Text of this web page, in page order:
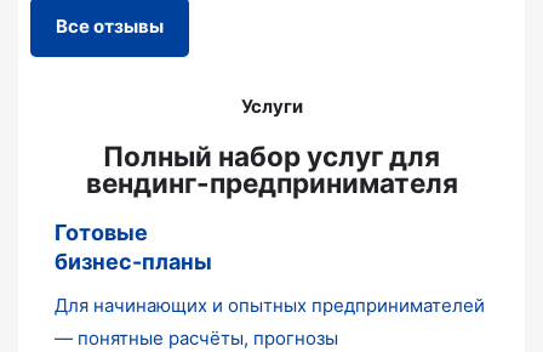
Все отзывы
Услуги
Полный набор услуг для
вендинг-предпринимателя
Готовые
бизнес-планы
Для начинающих и опытных предпринимателей
— понятные расчёты, прогнозы